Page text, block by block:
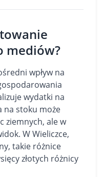
mediów?
wpływ na
wydatki na
na stoku może
ziemnych, ale w
W Wieliczce,
takie różnice
złotych różnicy